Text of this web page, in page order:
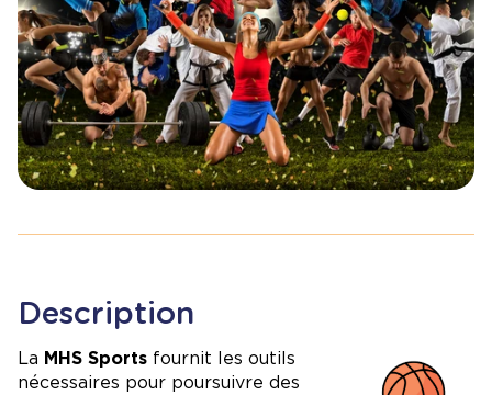
Description
La MHS Sports fournit les outils
nécessaires pour poursuivre des